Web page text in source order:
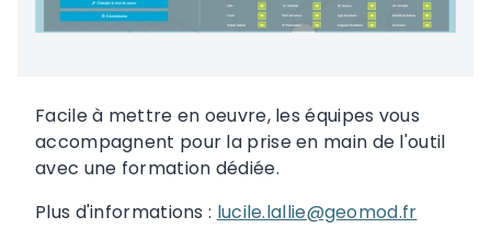
Facile à mettre en oeuvre, les équipes vous
accompagnent pour la prise en main de l'outil
avec une formation dédiée.
Plus d'informations : lucile.lallie@geomod.fr